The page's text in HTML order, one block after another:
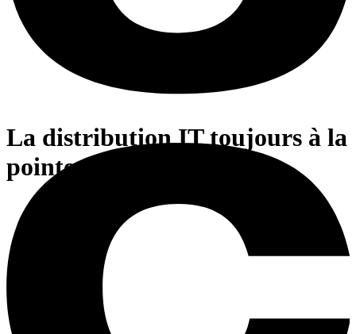
La distribution IT toujours à la
pointe